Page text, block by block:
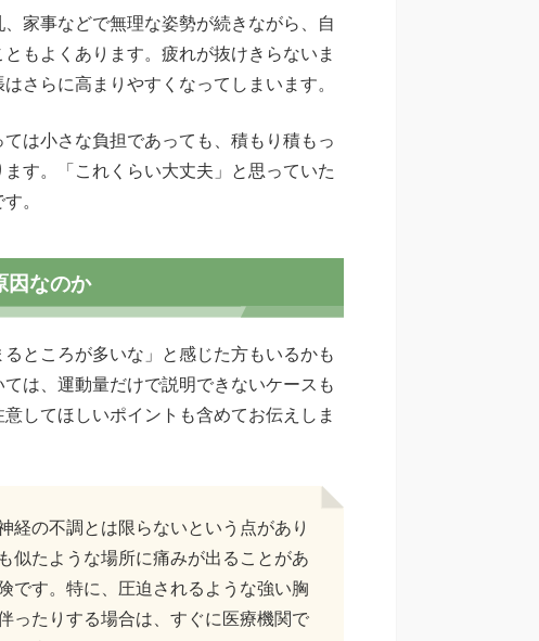
家事などで無理な姿勢が続きながら、自
もよくあります。疲れが抜けきらないま
さらに高まりやすくなってしまいます。
は小さな負担であっても、積もり積もっ
す。「これくらい大丈夫」と思っていた
。
因なのか
ところが多いな」と感じた方もいるかも
は、運動量だけで説明できないケースも
してほしいポイントも含めてお伝えしま
経の不調とは限らないという点があり
似たような場所に痛みが出ることがあ
です。特に、圧迫されるような強い胸
ったりする場合は、すぐに医療機関で